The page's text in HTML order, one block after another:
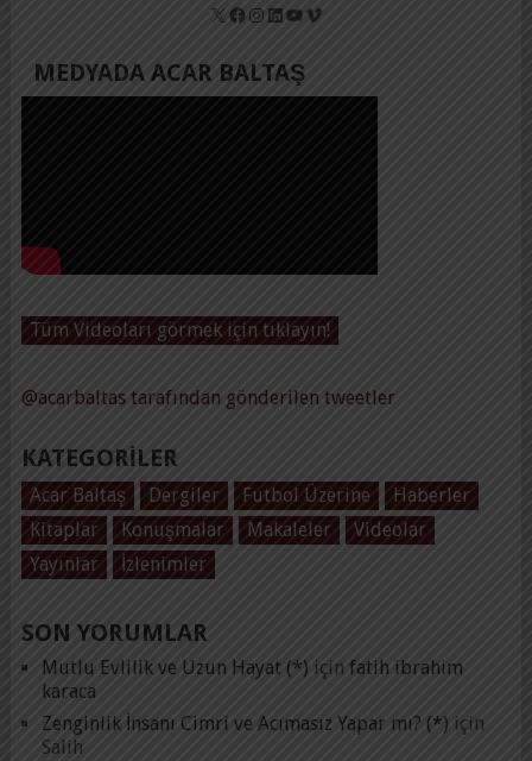
X Facebook
Instagram
LinkedIn
YouTube
Vimeo
MEDYADA ACAR BALTAŞ
Tüm Videoları görmek için tıklayın!
@acarbaltas tarafından gönderilen tweetler
KATEGORILER
Acar Baltaş Dergiler Futbol Üzerine
Haberler
Kitaplar
Konuşmalar Makaleler
Videolar
Yayınlar
İzlenimler
SON YORUMLAR
Mutlu Evlilik ve Uzun Hayat (*) için fatih ibrahim
karaca
Zenginlik İnsanı Cimri ve Acımasız Yapar mı? (*) için
Salih